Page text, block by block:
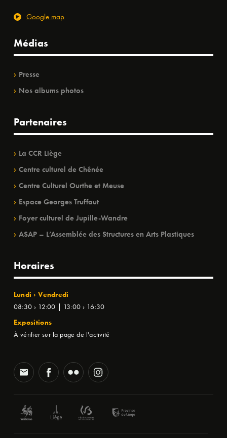
Google map
Médias
Presse
Nos albums photos
Partenaires
La CCR Liège
Centre culturel de Chênée
Centre Culturel Ourthe et Meuse
Espace Georges Truffaut
Foyer culturel de Jupille-Wandre
ASAP – L’Assemblée des Structures en Arts Plastiques
Horaires
Lundi › Vendredi
08:30 › 12:00 | 13:00 › 16:30
Expositions
À vérifier sur la page de l'activité